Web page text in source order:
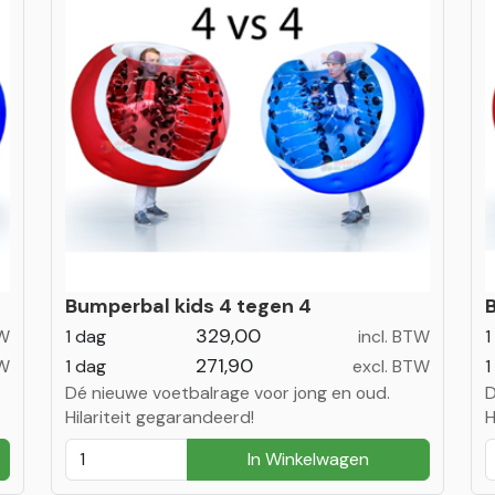
Bumperbal kids 4 tegen 4
1 dag 329,00
incl. BTW
1 dag
271,90
excl. BTW
Dé nieuwe voetbalrage voor jong en oud.
Hilariteit gegarandeerd!
In Winkelwagen